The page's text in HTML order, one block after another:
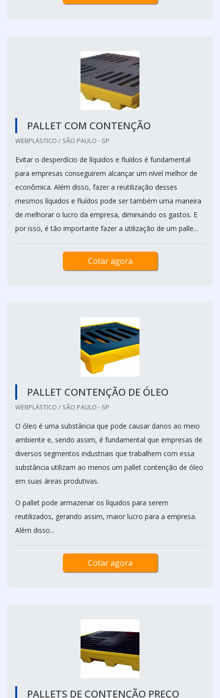
PALLET COM CONTENÇÃO
WEBPLÁSTICO / SÃO PAULO - SP
Evitar o desperdício de líquidos e fluídos é fundamental
para empresas conseguirem alcançar um nível melhor de
econômica. Além disso, fazer a reutilização desses
mesmos líquidos e fluídos pode ser também uma maneira
de melhorar o lucro da empresa, diminuindo os gastos. E
por isso, é tão importante fazer a utilização de um palle...
Cotar agora
PALLET CONTENÇÃO DE ÓLEO
WEBPLÁSTICO / SÃO PAULO - SP
O óleo é uma substância que pode causar danos ao meio
ambiente e, sendo assim, é fundamental que empresas de
diversos segmentos industriais que trabalhem com essa
substância utilizam ao menos um pallet contenção de óleo
em suas áreas produtivas.
O pallet pode armazenar os líquidos para serem
reutilizados, gerando assim, maior lucro para a empresa.
Além disso...
Cotar agora
PALLETS DE CONTENÇÃO PREÇO